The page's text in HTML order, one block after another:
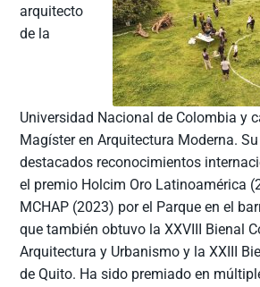
arquitecto
de la
Universidad Nacional de Colombia y
Magíster en Arquitectura Moderna.
destacados reconocimientos
el premio Holcim Oro Latinoamérica
MCHAP (2023) por el Parque en el
que también obtuvo la XXVIII Bienal
Arquitectura y Urbanismo y la XXIII
de Quito. Ha sido premiado en